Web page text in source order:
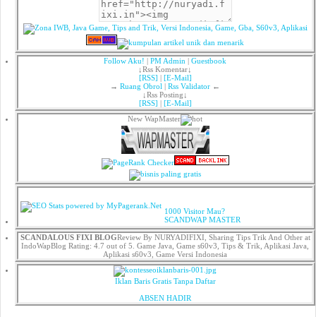
Follow Aku! | PM Admin | Guestbook
↓Rss Komentar↓
[RSS] | [E-Mail]
→ Ruang Obrol | Rss Validator ←
↓Rss Posting↓
[RSS] | [E-Mail]
New WapMaster
1000 Visitor Mau?
SCANDWAP MASTER
SCANDALOUS FIXI BLOGReviewBy NURYADIFIXI Sharing Tips Trik And Otherat
IndoWapBlog Rating: 4.7 out of 5. Game Java, Game s60v3, Tips & Trik, Aplikasi Java,
Aplikasi s60v3, Game Versi Indonesia
Iklan Baris Gratis Tanpa Daftar
ABSEN HADIR